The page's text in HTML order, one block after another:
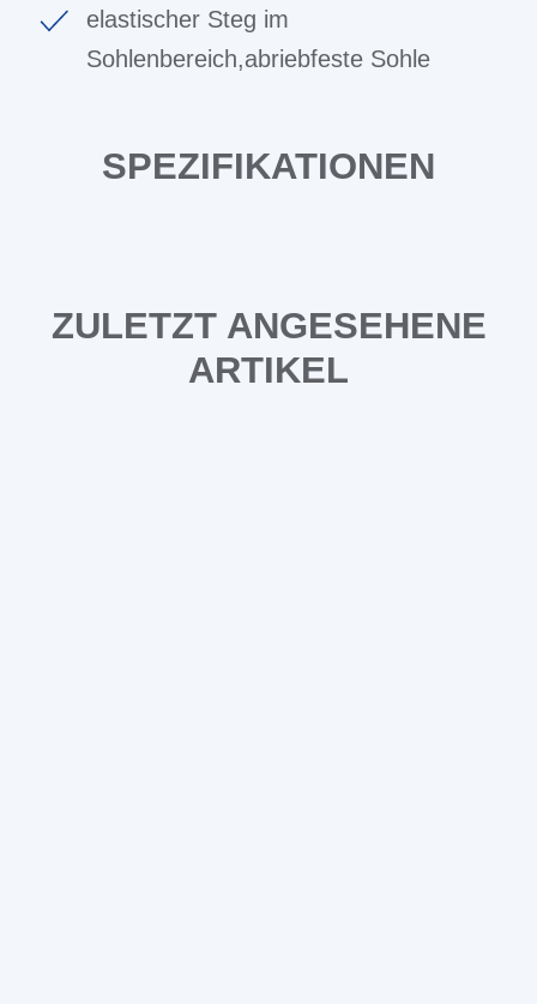
elastischer Steg im
Sohlenbereich,abriebfeste Sohle
SPEZIFIKATIONEN
ZULETZT ANGESEHENE
ARTIKEL